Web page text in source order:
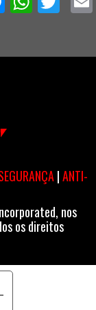
|ANTI-
nos
os direitos